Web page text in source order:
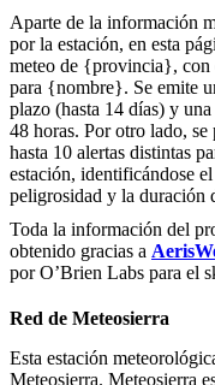
Aparte de la información
por la estación, en esta
meteo de {provincia}, con
para {nombre}. Se emite
plazo (hasta 14 días) y
48 horas. Por otro lado, se
hasta 10 alertas distintas
estación, identificándose
peligrosidad y la duración
Toda la información del
obtenido gracias a
por O’Brien Labs para el
Red de Meteosierra
Esta estación
Meteosierra. Meteosierra